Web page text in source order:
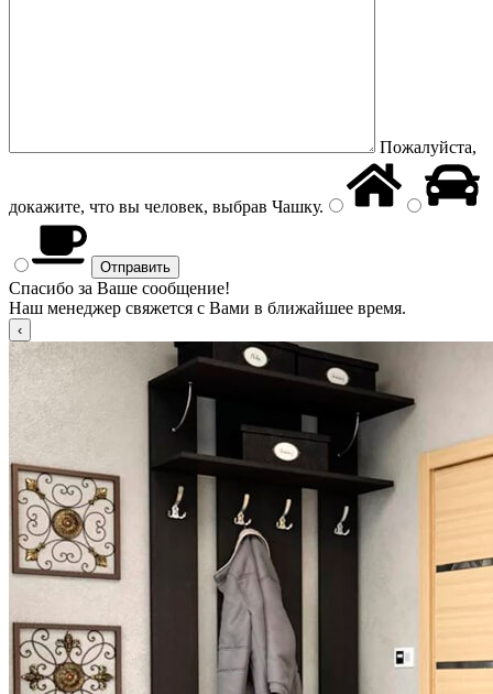
Пожалуйста,
докажите, что вы человек, выбрав Чашку.
Спасибо за Ваше сообщение!
Наш менеджер свяжется с Вами в ближайшее время.